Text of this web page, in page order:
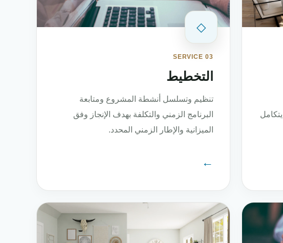
◇
SERVICE 03
التخطيط
تنظيم وتسلسل أنشطة المشروع ومتابعة
البرنامج الزمني والتكلفة بهدف الإنجاز وفق
الميزانية والإطار الزمني المحدد.
←